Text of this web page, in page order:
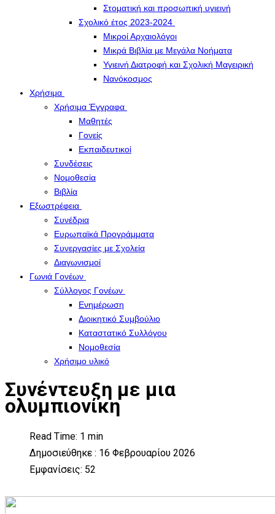
Στοματική και προσωπική υγιεινή
Σχολικό έτος 2023-2024
Μικροί Αρχαιολόγοι
Μικρά Βιβλία με Μεγάλα Νοήματα
Υγιεινή Διατροφή και Σχολική Μαγειρική
Νανόκοσμος
Χρήσιμα
Χρήσιμα Έγγραφα
Μαθητές
Γονείς
Εκπαιδευτικοί
Συνδέσεις
Νομοθεσία
Βιβλία
Εξωστρέφεια
Συνέδρια
Ευρωπαϊκά Προγράμματα
Συνεργασίες με Σχολεία
Διαγωνισμοί
Γωνιά Γονέων
Σύλλογος Γονέων
Ενημέρωση
Διοικητικό Συμβούλιο
Καταστατικό Συλλόγου
Νομοθεσία
Χρήσιμο υλικό
Συνέντευξη με μια
ολυμπιονίκη
Read Time: 1 min
Δημοσιεύθηκε : 16 Φεβρουαρίου 2026
Εμφανίσεις: 52